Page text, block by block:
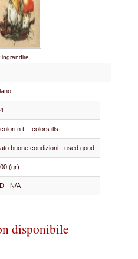
ingrandire
n.t. - colors ills
buone condizioni - used good
(gr)
- N/A
disponibile